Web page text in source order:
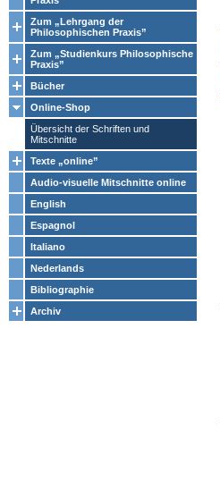
Zum „Lehrgang der
Philosophischen Praxis”
Zum „Studienkurs Philosophische
Praxis”
Bücher
Online-Shop
Übersicht der Schriften und
Mitschnitte
Texte „online”
Audio-visuelle Mitschnitte online
English
Espagnol
Italiano
Nederlands
Bibliographie
Archiv